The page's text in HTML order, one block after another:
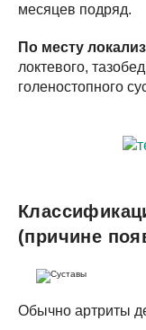
месяцев подряд.
По месту
локтевого,
голеностопного
(причине
Обычно артриты